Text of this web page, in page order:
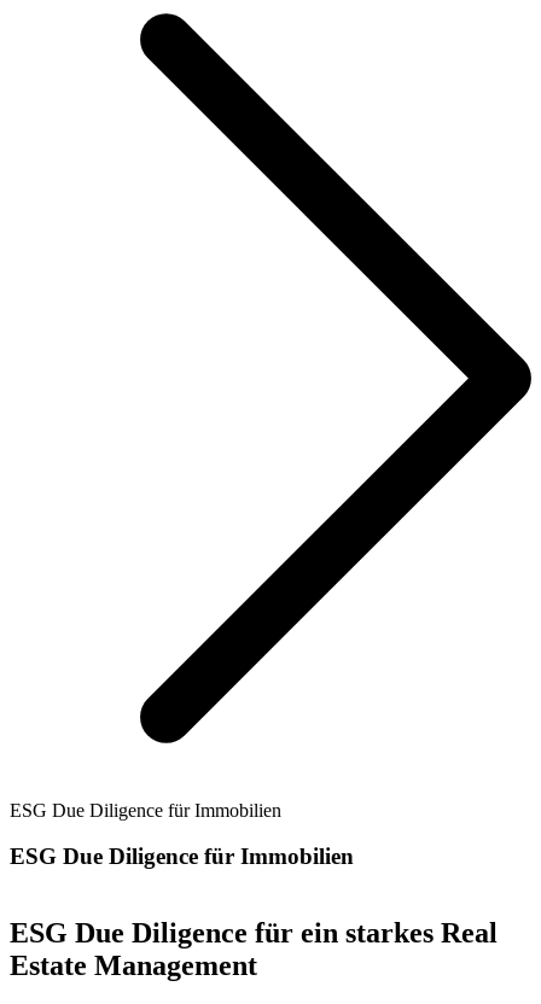
ESG Due Diligence für Immobilien
ESG Due Diligence für Immobilien
ESG Due Diligence für ein starkes Real
Estate Management